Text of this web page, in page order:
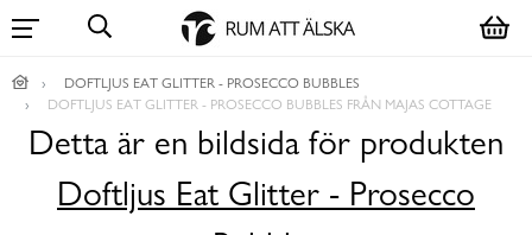
DOFTLJUS EAT GLITTER - PROSECCO BUBBLES
DOFTLJUS EAT GLITTER - PROSECCO BUBBLES FRÅN MAJAS COTTAGE
Detta är en bildsida för produkten
Doftljus Eat Glitter - Prosecco